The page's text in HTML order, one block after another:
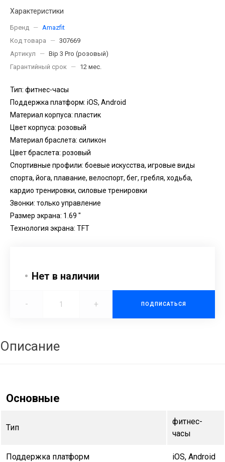
Характеристики
Бренд — Amazfit
Код товара
— 307669
Артикул
— Bip 3 Pro (розовый)
Гарантийный срок
— 12 мес.
Тип: фитнес-часы
Поддержка платформ: iOS, Android
Материал корпуса: пластик
Цвет корпуса: розовый
Материал браслета: силикон
Цвет браслета: розовый
Спортивные профили: боевые искусства, игровые виды
спорта, йога, плавание, велоспорт, бег, гребля, xодьба,
кардио тренировки, силовые тренировки
Звонки: только управление
Размер экрана: 1.69 "
Технология экрана: TFT
Нет в наличии
- + ПОДПИСАТЬСЯ
Описание
Основные
Тип
фитнес-
часы
Поддержка платформ iOS, Android